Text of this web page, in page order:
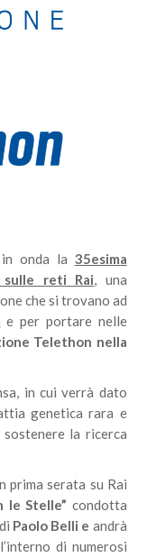
onda la 35esima
sulle reti Rai, una
che si trovano ad
e per portare nelle
Telethon nella
in cui verrà dato
genetica rara e
la ricerca
prima serata su Rai
le Stelle” condotta
Paolo Belli e andrà
di numerosi